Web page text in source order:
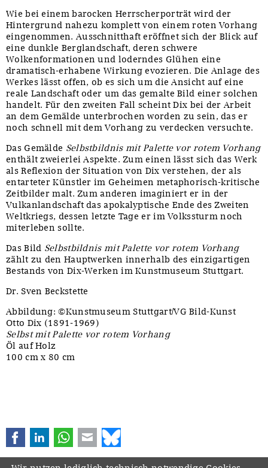
Wie bei einem barocken Herrscherporträt wird der
Hintergrund nahezu komplett von einem roten Vorhang
eingenommen. Ausschnitthaft eröffnet sich der Blick auf
eine dunkle Berglandschaft, deren schwere
Wolkenformationen und loderndes Glühen eine
dramatisch-erhabene Wirkung evozieren. Die Anlage des
Werkes lässt offen, ob es sich um die Ansicht auf eine
reale Landschaft oder um das gemalte Bild einer solchen
handelt. Für den zweiten Fall scheint Dix bei der Arbeit
an dem Gemälde unterbrochen worden zu sein, das er
noch schnell mit dem Vorhang zu verdecken versuchte.
Das Gemälde Selbstbildnis mit Palette vor rotem Vorhang
enthält zweierlei Aspekte. Zum einen lässt sich das Werk
als Reflexion der Situation von Dix verstehen, der als
entarteter Künstler im Geheimen metaphorisch-kritische
Zeitbilder malt. Zum anderen imaginiert er in der
Vulkanlandschaft das apokalyptische Ende des Zweiten
Weltkriegs, dessen letzte Tage er im Volkssturm noch
miterleben sollte.
Das Bild Selbstbildnis mit Palette vor rotem Vorhang
zählt zu den Hauptwerken innerhalb des einzigartigen
Bestands von Dix-Werken im Kunstmuseum Stuttgart.
Dr. Sven Beckstette
Abbildung: ©Kunstmuseum Stuttgart/VG Bild-Kunst
Otto Dix (1891-1969)
Selbst mit Palette vor rotem Vorhang
Öl auf Holz
100 cm x 80 cm
FacebookLinkedInWhatsApp
E-mail